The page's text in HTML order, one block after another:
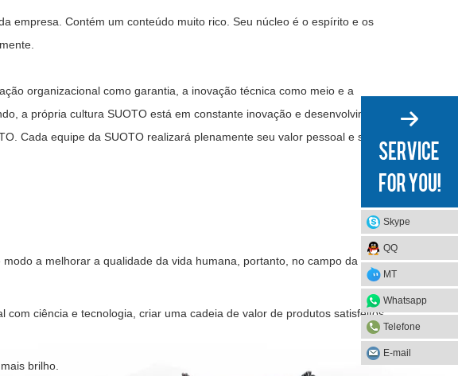
empresa. Contém um conteúdo muito rico. Seu núcleo é o espírito e os
organizacional como garantia, a inovação técnica como meio e a
a própria cultura SUOTO está em constante inovação e desenvolvimento.
Cada equipe da SUOTO realizará plenamente seu valor pessoal e sua
a melhorar a qualidade da vida humana, portanto, no campo da
ciência e tecnologia, criar uma cadeia de valor de produtos satisfeitos
brilho.
Skype
QQ
MT
Whatsapp
Telefone
E-mail